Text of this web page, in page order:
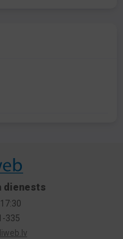
dienests
335